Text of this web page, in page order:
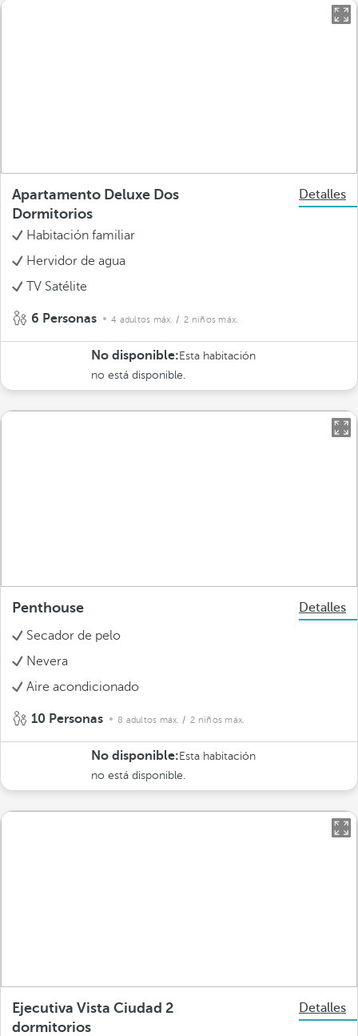
Apartamento Deluxe Dos
Dormitorios
Detalles
Habitación familiar
Hervidor de agua
TV Satélite
6 Personas 4 adultos máx. / 2 niños máx.
No disponible: Esta habitación
no está disponible.
Penthouse
Detalles
Secador de pelo
Nevera
Aire acondicionado
10 Personas 8 adultos máx. / 2 niños máx.
No disponible: Esta habitación
no está disponible.
Ejecutiva Vista Ciudad 2
dormitorios
Detalles